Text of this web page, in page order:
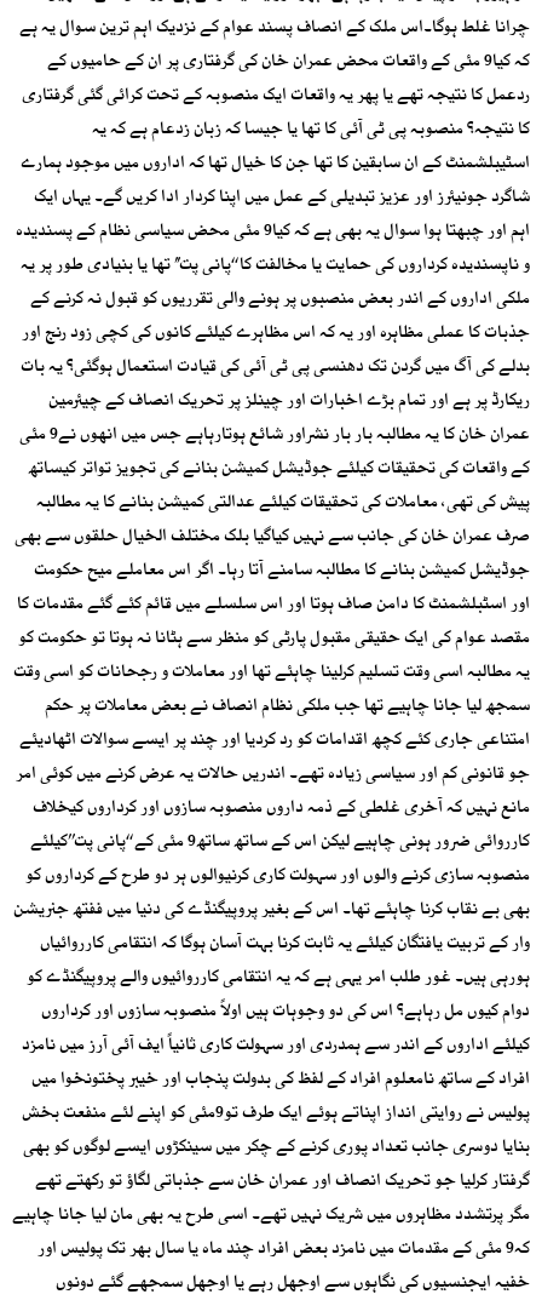
چرانا غلط ہوگا۔اس ملک کے انصاف پسند عوام کے نزدیک اہم ترین سوال یہ ہے
کہ کیا9 مئی کے واقعات محض عمران خان کی گرفتاری پر ان کے حامیوں کے
ردعمل کا نتیجہ تھے یا پھر یہ واقعات ایک منصوبہ کے تحت کرائی گئی گرفتاری
کا نتیجہ؟ منصوبہ پی ٹی آئی کا تھا یا جیسا کہ زبان زدعام ہے کہ یہ
اسٹیبلشمنٹ کے ان سابقین کا تھا جن کا خیال تھا کہ اداروں میں موجود ہمارے
شاگرد جونیئرز اور عزیز تبدیلی کے عمل میں اپنا کردار ادا کریں گے۔ یہاں ایک
اہم اور چبھتا ہوا سوال یہ بھی ہے کہ کیا9 مئی محض سیاسی نظام کے پسندیدہ
و ناپسندیدہ کرداروں کی حمایت یا مخالفت کا ‘‘پانی پت’’ تھا یا بنیادی طور پر یہ
ملکی اداروں کے اندر بعض منصبوں پر ہونے والی تقرریوں کو قبول نہ کرنے کے
جذبات کا عملی مظاہرہ اور یہ کہ اس مظاہرے کیلئے کانوں کی کچی زود رنج اور
بدلے کی آگ میں گردن تک دھنسی پی ٹی آئی کی قیادت استعمال ہوگئی؟ یہ بات
ریکارڈ پر ہے اور تمام بڑے اخبارات اور چینلز پر تحریک انصاف کے چیئرمین
عمران خان کا یہ مطالبہ بار بار نشراور شائع ہوتارہاہے جس میں انھوں نے9 مئی
کے واقعات کی تحقیقات کیلئے جوڈیشل کمیشن بنانے کی تجویز تواتر کیساتھ
پیش کی تھی، معاملات کی تحقیقات کیلئے عدالتی کمیشن بنانے کا یہ مطالبہ
صرف عمران خان کی جانب سے نہیں کیاگیا بلک مختلف الخیال حلقوں سے بھی
جوڈیشل کمیشن بنانے کا مطالبہ سامنے آتا رہا۔ اگر اس معاملے میح حکومت
اور اسٹبلشمنٹ کا دامن صاف ہوتا اور اس سلسلے میں قائم کئے گئے مقدمات کا
مقصد عوام کی ایک حقیقی مقبول پارٹی کو منظر سے ہٹانا نہ ہوتا تو حکومت کو
یہ مطالبہ اسی وقت تسلیم کرلینا چاہئے تھا اور معاملات و رجحانات کو اسی وقت
سمجھ لیا جانا چاہیے تھا جب ملکی نظام انصاف نے بعض معاملات پر حکم
امتناعی جاری کئے کچھ اقدامات کو رد کردیا اور چند پر ایسے سوالات اٹھادیئے
جو قانونی کم اور سیاسی زیادہ تھے۔ اندریں حالات یہ عرض کرنے میں کوئی امر
مانع نہیں کہ آخری غلطی کے ذمہ داروں منصوبہ سازوں اور کرداروں کیخلاف
کارروائی ضرور ہونی چاہیے لیکن اس کے ساتھ ساتھ9 مئی کے ‘‘پانی پت’’کیلئے
منصوبہ سازی کرنے والوں اور سہولت کاری کرنیوالوں ہر دو طرح کے کرداروں کو
بھی بے نقاب کرنا چاہئے تھا۔ اس کے بغیر پروپیگنڈے کی دنیا میں ففتھ جنریشن
وار کے تربیت یافتگان کیلئے یہ ثابت کرنا بہت آسان ہوگا کہ انتقامی کارروائیاں
ہورہی ہیں۔ غور طلب امر یہی ہے کہ یہ انتقامی کارروائیوں والے پروپیگنڈے کو
دوام کیوں مل رہاہے؟ اس کی دو وجوہات ہیں اولاً منصوبہ سازوں اور کرداروں
کیلئے اداروں کے اندر سے ہمدردی اور سہولت کاری ثانیاً ایف آئی آرز میں نامزد
افراد کے ساتھ نامعلوم افراد کے لفظ کی بدولت پنجاب اور خیبر پختونخوا میں
پولیس نے روایتی انداز اپناتے ہوئے ایک طرف تو9مئی کو اپنے لئے منفعت بخش
بنایا دوسری جانب تعداد پوری کرنے کے چکر میں سینکڑوں ایسے لوگوں کو بھی
گرفتار کرلیا جو تحریک انصاف اور عمران خان سے جذباتی لگاؤ تو رکھتے تھے
مگر پرتشدد مظاہروں میں شریک نہیں تھے۔ اسی طرح یہ بھی مان لیا جانا چاہیے
کہ9 مئی کے مقدمات میں نامزد بعض افراد چند ماہ یا سال بھر تک پولیس اور
خفیہ ایجنسیوں کی نگاہوں سے اوجھل رہے یا اوجھل سمجھے گئے دونوں